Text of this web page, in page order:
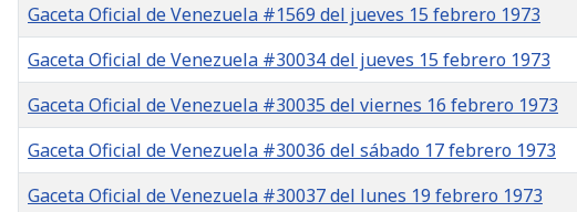
Gaceta Oficial de Venezuela #1569 del jueves 15 febrero 1973
Gaceta Oficial de Venezuela #30034 del jueves 15 febrero 1973
Gaceta Oficial de Venezuela #30035 del viernes 16 febrero 1973
Gaceta Oficial de Venezuela #30036 del sábado 17 febrero 1973
Gaceta Oficial de Venezuela #30037 del lunes 19 febrero 1973